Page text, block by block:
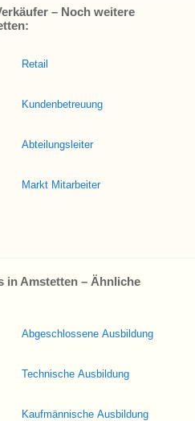
– Noch weitere
Retail
Kundenbetreuung
Abteilungsleiter
Markt Mitarbeiter
in Amstetten – Ähnliche
Abgeschlossene Ausbildung
Technische Ausbildung
Kaufmännische Ausbildung